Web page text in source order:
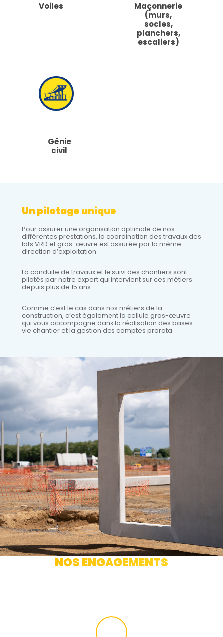
Voiles
Maçonnerie
(murs,
socles,
planchers,
escaliers)
Génie
civil
Un pilotage unique
Pour assurer une organisation optimale de nos
différentes prestations, la coordination des travaux des
lots VRD et gros-œuvre est assurée par la même
direction d’exploitation.
La conduite de travaux et le suivi des chantiers sont
pilotés par notre expert qui intervient sur ces métiers
depuis plus de 15 ans.
Comme c’est le cas dans nos métiers de la
construction, c’est également la cellule gros-œuvre
qui vous accompagne dans la réalisation des bases-
vie chantier et la gestion des comptes prorata.
NOS ENGAGEMENTS